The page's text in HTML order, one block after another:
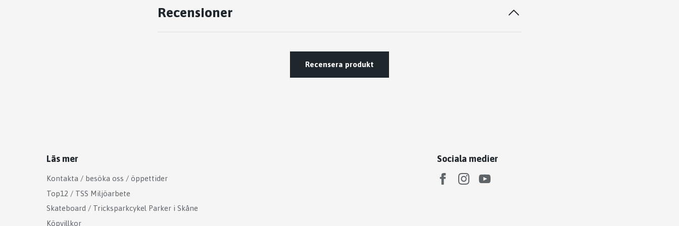
Recensioner
Recensera produkt
Läs mer
Kontakta / besöka oss / öppettider
Top12 / TSS Miljöarbete
Skateboard / Tricksparkcykel Parker i Skåne
Köpvillkor
Sociala medier